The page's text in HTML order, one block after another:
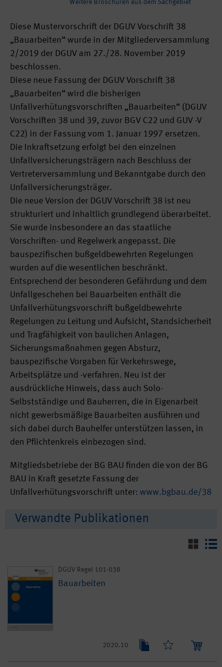
Weitere Broschüren aus dem Sachgebiet
Diese Mustervorschrift der DGUV Vorschrift 38
„Bauarbeiten“ wurde in der Mitgliederversammlung
2/2019 der DGUV am 27./28. November 2019
beschlossen.
Diese neue Fassung der DGUV Vorschrift 38
„Bauarbeiten“ wird die bisherigen
Unfallverhütungsvorschriften „Bauarbeiten“ (DGUV
Vorschriften 38 und 39, zuvor BGV C22 und GUV -V
C22) in der Fassung vom 1. Januar 1997 ersetzen.
Die Inkraftsetzung erfolgt bei den einzelnen
Unfallversicherungsträgern nach Beschluss der
Vertreterversammlung und Bekanntgabe durch den
Unfallversicherungsträger.
Die neue Version der DGUV Vorschrift 38 ist neu
strukturiert und inhaltlich grundlegend überarbeitet.
Sie wurde insbesondere an das staatliche
Vorschriften- und Regelwerk angepasst. Die
bauspezifischen bußgeldbewehrten Regelungen
wurden auf die wesentlichen beschränkt.
Entsprechend der besonderen Gefährdung und dem
Unfallgeschehen bei Bauarbeiten enthält die
Unfallverhütungsvorschrift bußgeldbewehrte
Regelungen zu Leitung und Aufsicht, Standsicherheit
und Tragfähigkeit von baulichen Anlagen,
Sicherungsmaßnahmen gegen Absturz,
bauspezifische Vorgaben für Verkehrswege,
Arbeitsplätze und -verfahren. Neu ist der
ausdrückliche Hinweis, dass auch Solo-
Selbstständige und Bauherren, die in Eigenarbeit
nicht gewerbsmäßige Bauarbeiten ausführen und
sich dabei durch Bauhelfer unterstützen lassen, in
den Pflichtenkreis einbezogen sind.
Mitgliedsbetriebe der BG BAU finden die von der BG
BAU in Kraft gesetzte Fassung der
Unfallverhütungsvorschrift unter: www.bgbau.de/38
Verwandte Publikationen
DGUV Regel 101-038
Bauarbeiten
2020.10